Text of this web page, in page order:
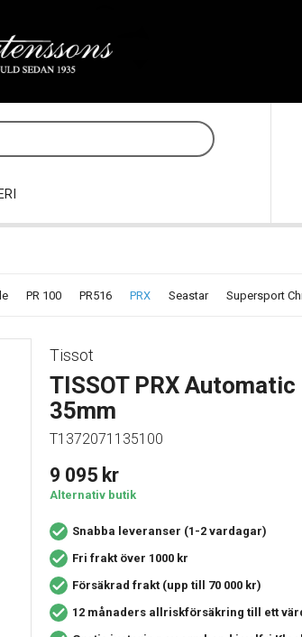
PR 100 PR516 PRX Seastar Supersport
Tissot
TISSOT PRX Automatic
35mm
T1372071135100
9 095 kr
Alternativ butik
Snabba leveranser (1-2 vardagar)
Fri frakt över 1000 kr
Försäkrad frakt (upp till 70 000 kr)
12 månaders allriskförsäkring till ett